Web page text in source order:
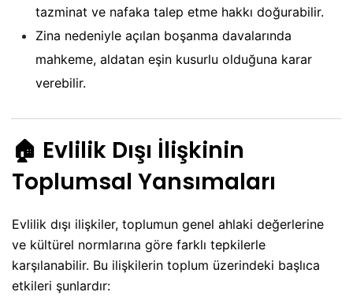
tazminat ve nafaka talep etme hakkı doğurabilir.
Zina nedeniyle açılan boşanma davalarında
mahkeme, aldatan eşin kusurlu olduğuna karar
verebilir.
🏠 Evlilik Dışı İlişkinin
Toplumsal Yansımaları
Evlilik dışı ilişkiler, toplumun genel ahlaki değerlerine
ve kültürel normlarına göre farklı tepkilerle
karşılanabilir. Bu ilişkilerin toplum üzerindeki başlıca
etkileri şunlardır: